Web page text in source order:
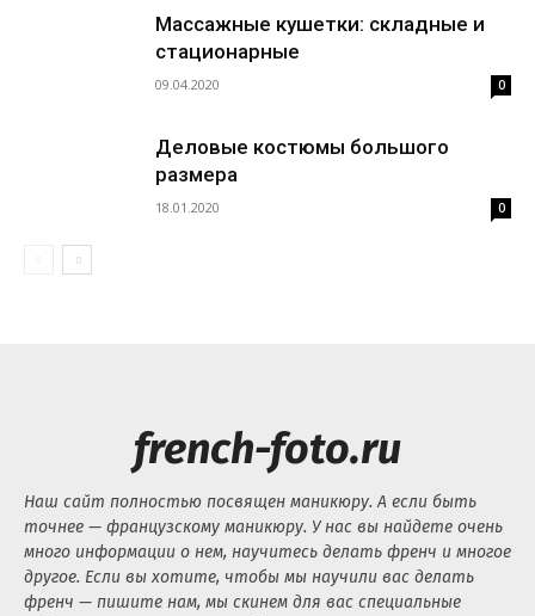
Массажные кушетки: складные и
стационарные
09.04.2020 0
Деловые костюмы большого
размера
18.01.2020 0
french-foto.ru
Наш сайт полностью посвящен маникюру. А если быть
точнее — французскому маникюру. У нас вы найдете очень
много информации о нем, научитесь делать френч и многое
другое. Если вы хотите, чтобы мы научили вас делать
френч — пишите нам, мы скинем для вас специальные